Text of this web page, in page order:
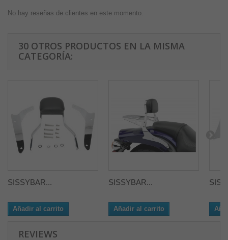
No hay reseñas de clientes en este momento.
30 OTROS PRODUCTOS EN LA MISMA
CATEGORÍA:
SISSYBAR...
Añadir al carrito
SISSYBAR...
Añadir al carrito
REVIEWS